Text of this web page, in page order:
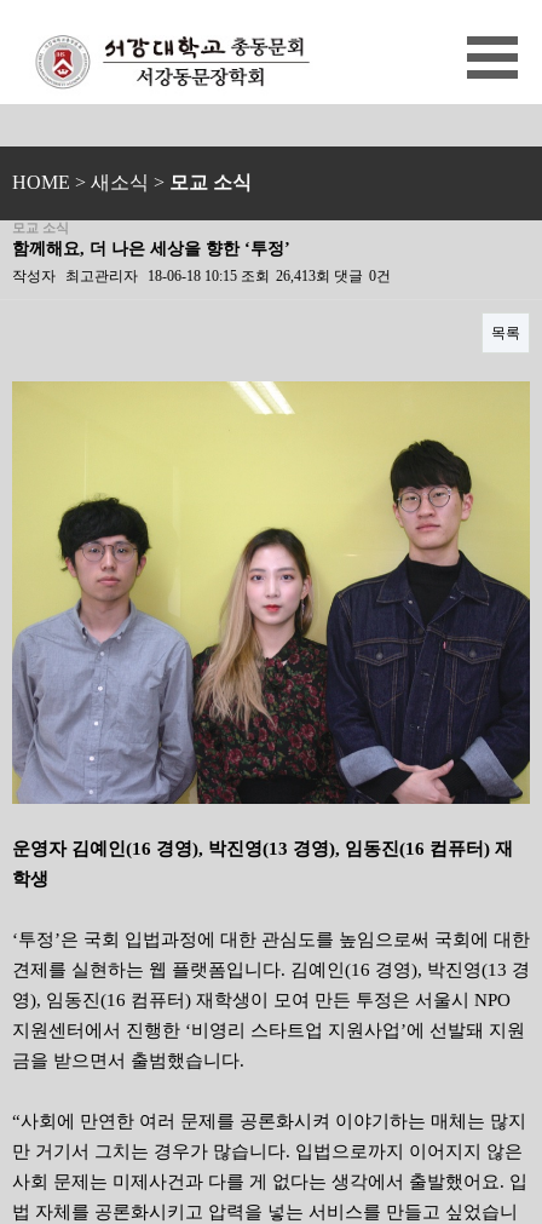
HOME > 새소식 > 모교 소식
모교 소식
함께해요, 더 나은 세상을 향한 ‘투정’
작성자 최고관리자 18-06-18 10:15 조회 26,413회 댓글 0건
목록
운영자 김예인(16 경영), 박진영(13 경영), 임동진(16 컴퓨터) 재
학생
‘투정’은 국회 입법과정에 대한 관심도를 높임으로써 국회에 대한
견제를 실현하는 웹 플랫폼입니다. 김예인(16 경영), 박진영(13 경
영), 임동진(16 컴퓨터) 재학생이 모여 만든 투정은 서울시 NPO
지원센터에서 진행한 ‘비영리 스타트업 지원사업’에 선발돼 지원
금을 받으면서 출범했습니다.
“사회에 만연한 여러 문제를 공론화시켜 이야기하는 매체는 많지
만 거기서 그치는 경우가 많습니다. 입법으로까지 이어지지 않은
사회 문제는 미제사건과 다를 게 없다는 생각에서 출발했어요. 입
법 자체를 공론화시키고 압력을 넣는 서비스를 만들고 싶었습니